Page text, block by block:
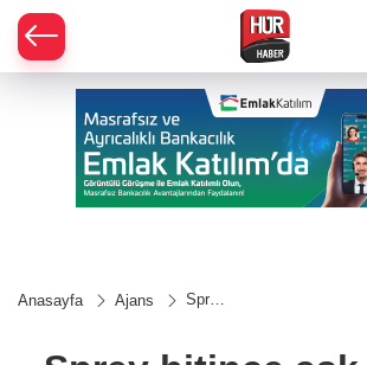
Anasayfa Ajans
Sprey
mesajı